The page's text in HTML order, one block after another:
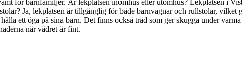
för barnfamiljer. Är lekplatsen inomhus eller utomhus? Lekplatsen i
Ja, lekplatsen är tillgänglig för både barnvagnar och rullstolar, vilket
ett öga på sina barn. Det finns också träd som ger skugga under
när vädret är fint.